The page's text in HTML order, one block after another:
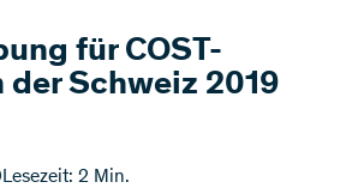
für COST-
Schweiz 2019
Lesezeit: 2 Min.